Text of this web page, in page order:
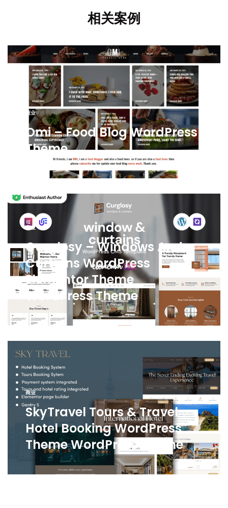
相关案例
商业
Omi – Food Blog WordPress
Theme
商业
Curglosy – Windows And
Curtains WordPress
Elementor Theme
WordPress Theme
商业
SkyTravel Tours & Travel
Hotel Booking WordPress
Theme WordPress Theme